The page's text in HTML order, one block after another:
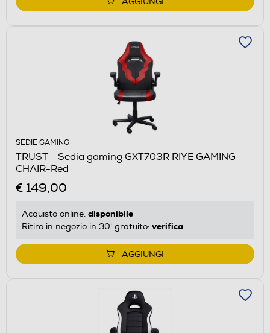
SEDIE GAMING
TRUST - Sedia gaming GXT703R RIYE GAMING
CHAIR-Red
€ 149,00
Acquisto online: disponibile
Ritiro in negozio in 30' gratuito: verifica
AGGIUNGI